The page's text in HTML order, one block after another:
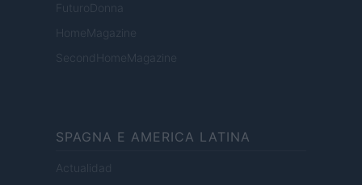
FuturoDonna
HomeMagazine
SecondHomeMagazine
SPAGNA E AMERICA LATINA
Actualidad